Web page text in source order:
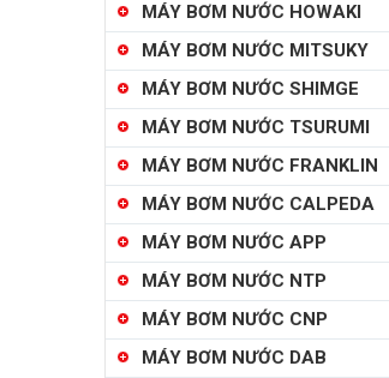
MÁY BƠM NƯỚC HOWAKI
MÁY BƠM NƯỚC MITSUKY
MÁY BƠM NƯỚC SHIMGE
MÁY BƠM NƯỚC TSURUMI
MÁY BƠM NƯỚC FRANKLIN
MÁY BƠM NƯỚC CALPEDA
MÁY BƠM NƯỚC APP
MÁY BƠM NƯỚC NTP
MÁY BƠM NƯỚC CNP
MÁY BƠM NƯỚC DAB